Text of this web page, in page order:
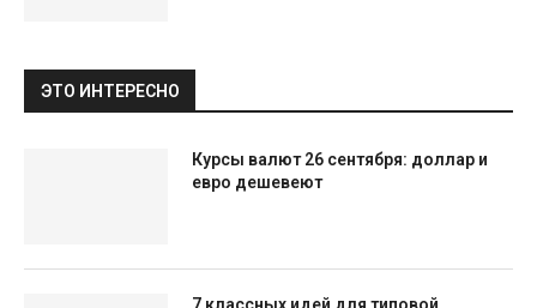
ЭТО ИНТЕРЕСНО
Курсы валют 26 сентября: доллар и
евро дешевеют